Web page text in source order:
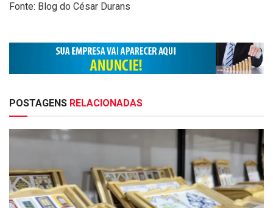
Fonte: Blog do César Durans
POSTAGENS RELACIONADAS